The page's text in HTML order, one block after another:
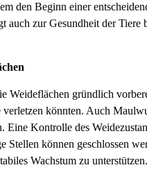
den Beginn einer
auch zur Gesundheit der
Weideflächen gründlich
könnten. Auch
Kontrolle des
Stellen können geschlossen
Wachstum zu unterstützen.